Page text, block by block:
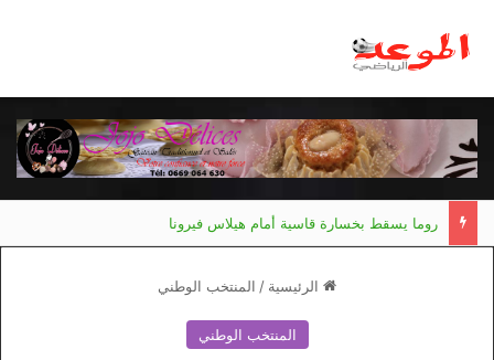
روما يسقط بخسارة قاسية أمام هيلاس فيرونا
الرئيسية / المنتخب الوطني
المنتخب الوطني